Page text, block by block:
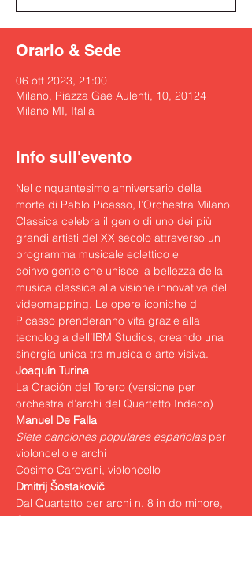
Orario & Sede
06 ott 2023, 21:00
Milano, Piazza Gae Aulenti, 10, 20124
Milano MI, Italia
Info sull'evento
Nel cinquantesimo anniversario della
morte di Pablo Picasso, l’Orchestra Milano
Classica celebra il genio di uno dei più
grandi artisti del XX secolo attraverso un
programma musicale eclettico e
coinvolgente che unisce la bellezza della
musica classica alla visione innovativa del
videomapping. Le opere iconiche di
Picasso prenderanno vita grazie alla
tecnologia dell’IBM Studios, creando una
sinergia unica tra musica e arte visiva.
La Oración del Torero (versione per
orchestra d’archi del Quartetto Indaco)
Siete canciones populares españolas per
violoncello e archi
Cosimo Carovani, violoncello
Dal Quartetto per archi n. 8 in do minore,
Op. 110